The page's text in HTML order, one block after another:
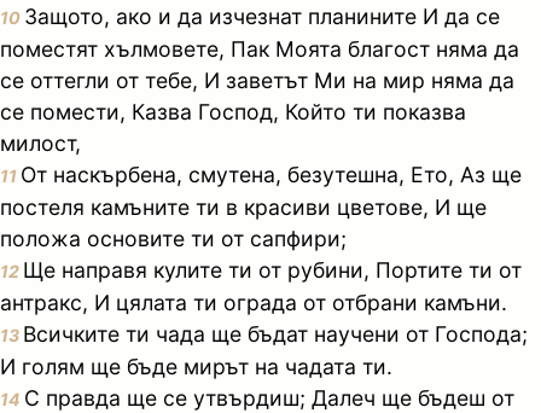
10 Защото, ако и да изчезнат планините И да се
поместят хълмовете, Пак Моята благост няма да
се оттегли от тебе, И заветът Ми на мир няма да
се помести, Казва Господ, Който ти показва
милост,
11 От наскърбена, смутена, безутешна, Ето, Аз ще
постеля камъните ти в красиви цветове, И ще
положа основите ти от сапфири;
12 Ще направя кулите ти от рубини, Портите ти от
антракс, И цялата ти ограда от отбрани камъни.
13 Всичките ти чада ще бъдат научени от Господа;
И голям ще бъде мирът на чадата ти.
14 С правда ще се утвърдиш; Далеч ще бъдеш от